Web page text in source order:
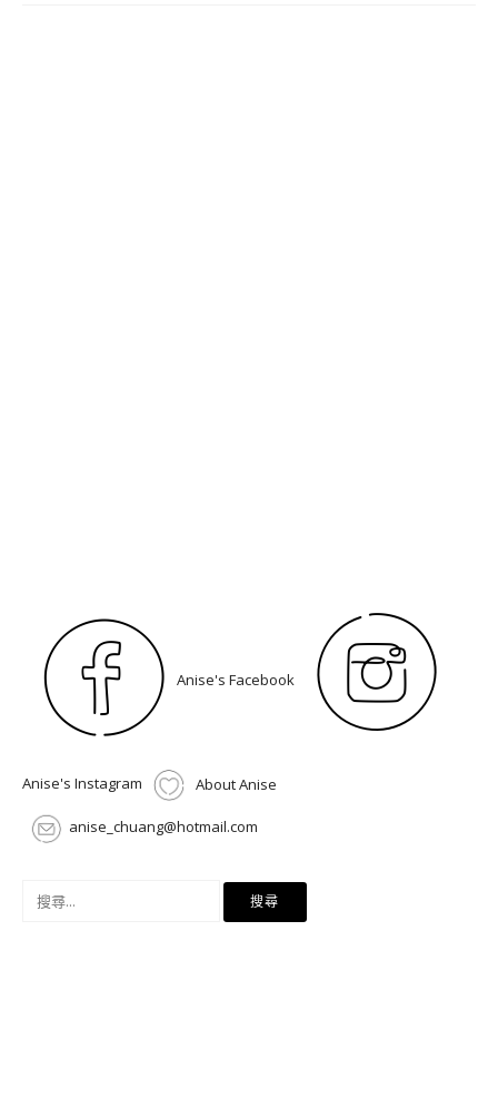
Anise's Facebook
Anise's Instagram About Anise
anise_chuang@hotmail.com